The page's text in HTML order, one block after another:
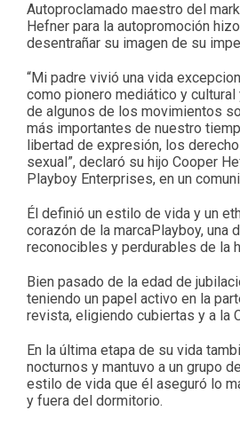
Autoproclamado maestro del
Hefner para la autopromoción
desentrañar su imagen de su
“Mi padre vivió una vida
como pionero mediático y
de algunos de los movimientos
más importantes de nuestro
libertad de expresión, los
sexual”, declaró su hijo Cooper
Playboy Enterprises, en un
Él definió un estilo de vida y un
corazón de la marcaPlayboy, una
reconocibles y perdurables de la
Bien pasado de la edad de
teniendo un papel activo en la
revista, eligiendo cubiertas y a la
En la última etapa de su vida
nocturnos y mantuvo a un grupo
estilo de vida que él aseguró lo
y fuera del dormitorio.